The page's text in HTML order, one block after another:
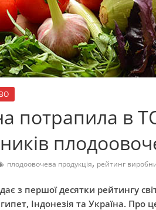
потрапила в
плодоовочева продукція, рейтинг
з першої десятки рейтингу
Індонезія та Україна. Про